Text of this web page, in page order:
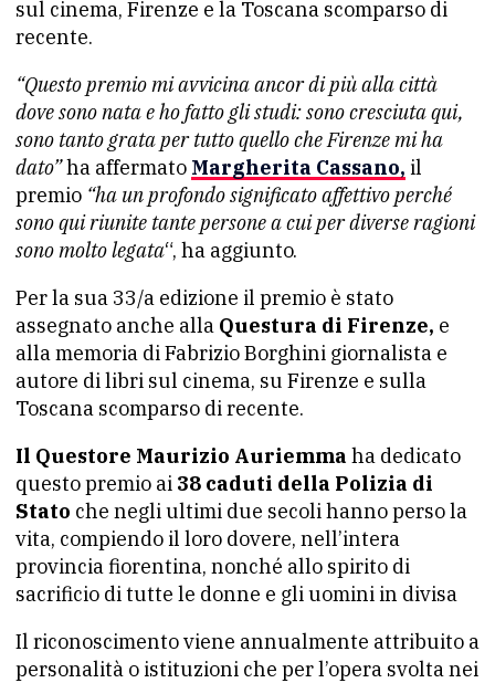
sul cinema, Firenze e la Toscana scomparso di
recente.
“Questo premio mi avvicina ancor di più alla città
dove sono nata e ho fatto gli studi: sono cresciuta qui,
sono tanto grata per tutto quello che Firenze mi ha
dato”ha affermato Margherita Cassano, il
premio “ha un profondo significato affettivo perché
sono qui riunite tante persone a cui per diverse ragioni
sono molto legata“, ha aggiunto.
Per la sua 33/a edizione il premio è stato
assegnato anche alla Questura di Firenze, e
alla memoria di Fabrizio Borghini giornalista e
autore di libri sul cinema, su Firenze e sulla
Toscana scomparso di recente.
Il Questore Maurizio Auriemma ha dedicato
questo premio ai 38 caduti della Polizia di
Stato che negli ultimi due secoli hanno perso la
vita, compiendo il loro dovere, nell’intera
provincia fiorentina, nonché allo spirito di
sacrificio di tutte le donne e gli uomini in divisa
Il riconoscimento viene annualmente attribuito a
personalità o istituzioni che per l’opera svolta nei